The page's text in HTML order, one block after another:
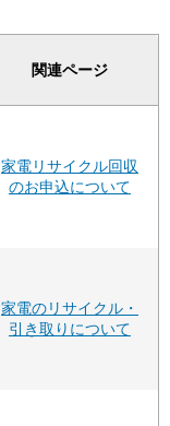
関連ページ
家電リサイクル回収
のお申込について
家電のリサイクル・
引き取りについて